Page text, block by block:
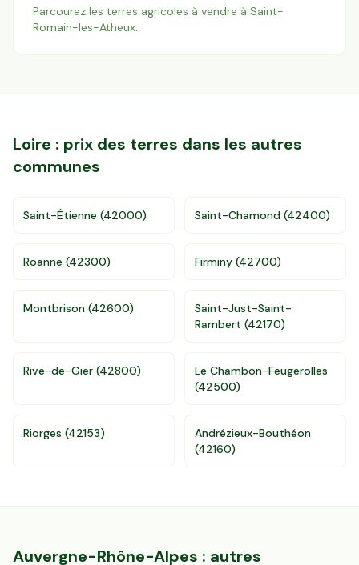
Parcourez les terres agricoles à vendre à Saint-
Romain-les-Atheux.
Loire : prix des terres dans les autres
communes
Saint-Étienne (42000) Saint-Chamond (42400)
Roanne (42300) Firminy (42700)
Montbrison (42600)
Saint-Just-Saint-
Rambert (42170)
Rive-de-Gier (42800)
Le Chambon-Feugerolles
(42500)
Riorges (42153)
Andrézieux-Bouthéon
(42160)
Auvergne-Rhône-Alpes : autres
Donnees de valeurs foncières officielles